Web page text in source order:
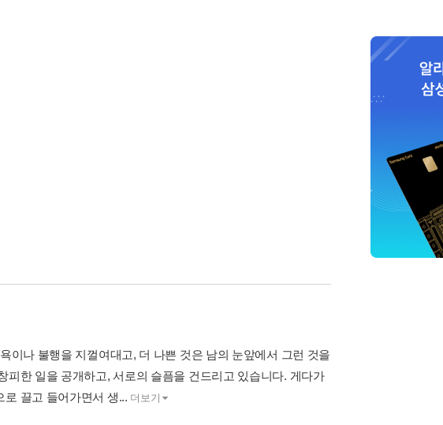
이나 불행을 지껄여대고, 더 나쁜 것은 남의 눈앞에서 그런 것을
한 일을 공개하고, 서로의 슬픔을 건드리고 있습니다. 게다가
끌고 들어가면서 생... 더보기